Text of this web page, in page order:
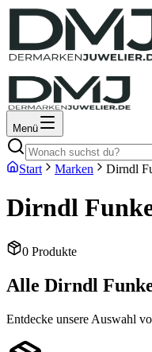
Menü
Start Marken Dirndl
Dirndl
0 Produkte
Alle Dirndl
Entdecke unsere Auswahl